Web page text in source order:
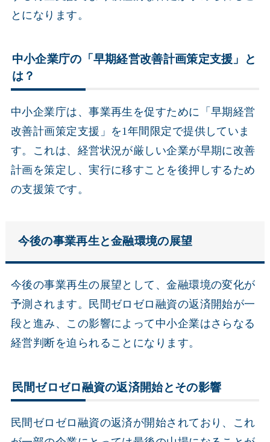
とになります。
中小企業庁の「早期経営改善計画策定支援」と
は？
中小企業庁は、事業再生を促すために「早期経営
改善計画策定支援」を1年間限定で提供していま
す。これは、経営状況が厳しい企業が早期に改善
計画を策定し、実行に移すことを後押しするため
の支援策です。
今後の事業再生と金融環境の展望
今後の事業再生の展望として、金融環境の変化が
予測されます。民間ゼロゼロ融資の返済開始が一
段と進み、この影響によって中小企業はさらなる
経営判断を迫られることになります。
民間ゼロゼロ融資の返済開始とその影響
民間ゼロゼロ融資の返済が開始されており、これ